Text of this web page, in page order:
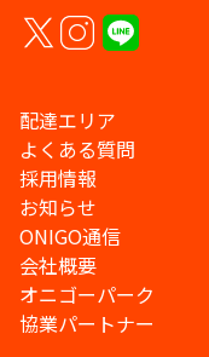
配達エリア
よくある質問
採用情報
お知らせ
ONIGO通信
会社概要
オニゴーパーク
協業パートナー